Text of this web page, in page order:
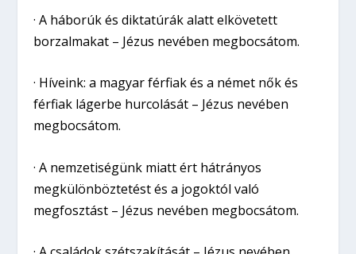
· A háborúk és diktatúrák alatt elkövetett
borzalmakat – Jézus nevében megbocsátom.
· Híveink: a magyar férfiak és a német nők és
férfiak lágerbe hurcolását – Jézus nevében
megbocsátom.
· A nemzetiségünk miatt ért hátrányos
megkülönböztetést és a jogoktól való
megfosztást – Jézus nevében megbocsátom.